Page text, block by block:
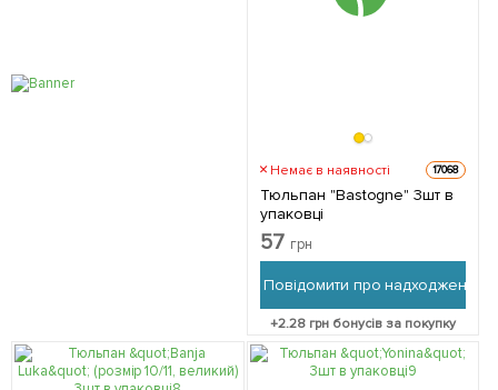
Немає в наявності 17068
Тюльпан "Bastogne" 3шт в
упаковці
57 грн
Повідомити про надходження
+2.28 грн бонусів за покупку